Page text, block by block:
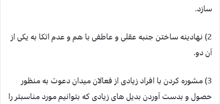
سازد.
2) نهادینه ساختن جنبه عقلی و عاطفی با هم و عدم اتکا به یکی از
آن دو.
3) مشوره کردن با افراد زیادی از فعالان میدان دعوت به منظور
حصول و بدست آوردن بدیل های زیادی که بتوانیم مورد مناسبتر را